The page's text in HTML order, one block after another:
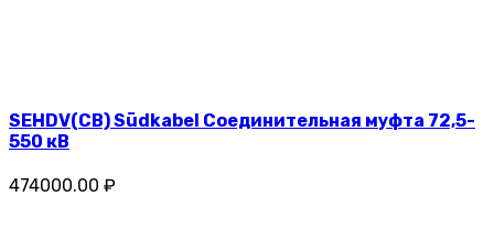
SEHDV(CB) Südkabel Соединительная муфта 72,5-
550 кВ
474000.00 ₽